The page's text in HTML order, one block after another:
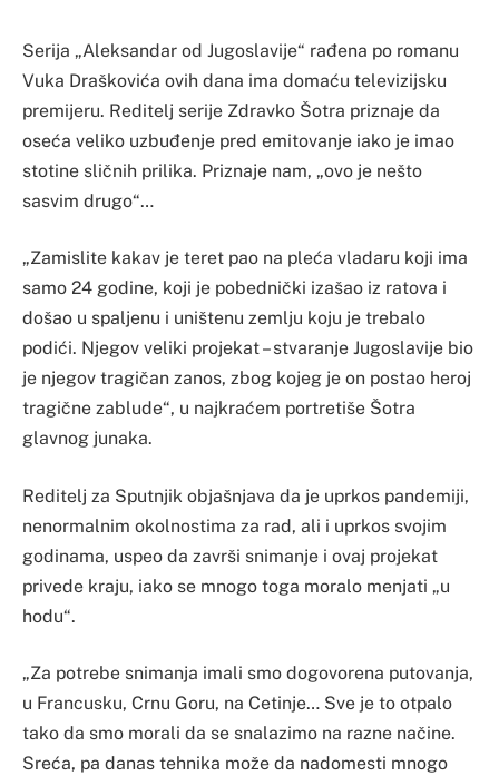
Serija „Aleksandar od Jugoslavije“ rađena po romanu
Vuka Draškovića ovih dana ima domaću televizijsku
premijeru. Reditelj serije Zdravko Šotra priznaje da
oseća veliko uzbuđenje pred emitovanje iako je imao
stotine sličnih prilika. Priznaje nam, „ovo je nešto
sasvim drugo“…
„Zamislite kakav je teret pao na pleća vladaru koji ima
samo 24 godine, koji je pobednički izašao iz ratova i
došao u spaljenu i uništenu zemlju koju je trebalo
podići. Njegov veliki projekat – stvaranje Jugoslavije bio
je njegov tragičan zanos, zbog kojeg je on postao heroj
tragične zablude“, u najkraćem portretiše Šotra
glavnog junaka.
Reditelj za Sputnjik objašnjava da je uprkos pandemiji,
nenormalnim okolnostima za rad, ali i uprkos svojim
godinama, uspeo da završi snimanje i ovaj projekat
privede kraju, iako se mnogo toga moralo menjati „u
hodu“.
„Za potrebe snimanja imali smo dogovorena putovanja,
u Francusku, Crnu Goru, na Cetinje… Sve je to otpalo
tako da smo morali da se snalazimo na razne načine.
Sreća, pa danas tehnika može da nadomesti mnogo